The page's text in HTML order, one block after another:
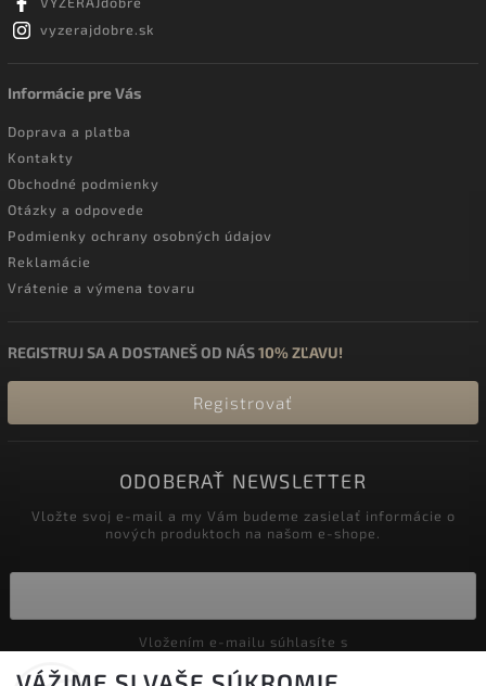
vyzerajdobre.sk
Informácie pre Vás
Doprava a platba
Kontakty
Obchodné podmienky
Otázky a odpovede
Podmienky ochrany osobných údajov
Reklamácie
Vrátenie a výmena tovaru
REGISTRUJ SA A DOSTANEŠ OD NÁS10% ZĽAVU!
Registrovať
ODOBERAŤ NEWSLETTER
Vložte svoj e-mail a my Vám budeme zasielať informácie o
nových produktoch na našom e-shope.